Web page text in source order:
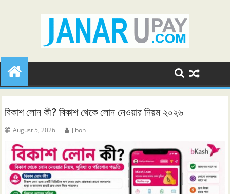
বিকাশ লোন কী? বিকাশ থেকে লোন নেওয়ার নিয়ম ২০২৬
August 5, 2026 Jibon